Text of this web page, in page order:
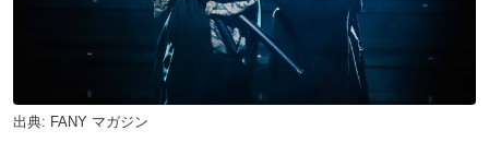
出典: FANY マガジン